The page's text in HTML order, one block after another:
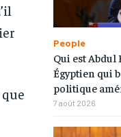
TOGOREPORT
L’INTEGRAL
TOGOREGARD
LOMEBOUGEINFO
TOGOREPORT
L’INTEGRAL
TOGOREGARD
LOMEBOUGEINFO
TOGOREPORT
L’INTEGRAL
TOGOREGARD
LOMEBOUGEINFO
TOGOREPORT
L’INTEGRAL
TOGOREGARD
LOMEBOUGEINFO
People
Qui est Abdul
Égyptien qui
politique
7 août 2026